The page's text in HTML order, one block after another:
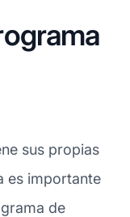
sus propias
es importante
de